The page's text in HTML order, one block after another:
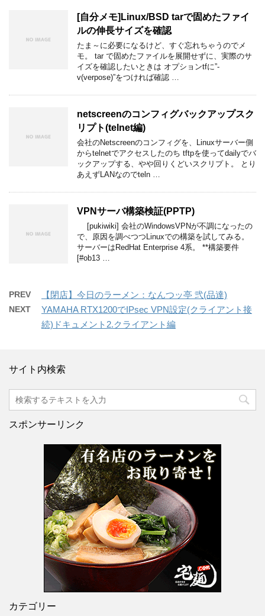
[自分メモ]Linux/BSD tarで固めたファイ
ルの伸長サイズを確認
たま～に必要になるけど、すぐ忘れちゃうのでメ
モ。 tar で固めたファイルを展開せずに、実際のサ
イズを確認したいときは オプションtfに”-
v(verpose)”をつければ確認 …
netscreenのコンフィグバックアップスク
リプト(telnet編)
会社のNetscreenのコンフィグを、Linuxサーバー側
からtelnetでアクセスしたのち tftpを使ってdailyでバ
ックアップする、やや回りくどいスクリプト。 とり
あえずLANなのでteln …
VPNサーバ構築検証(PPTP)
[pukiwiki] 会社のWindowsVPNが不調になったの
で、原因を調べつつLinuxでの構築を試してみる。
サーバーはRedHat Enterprise 4系。 **構築要件
[#ob13 …
PREV 【閉店】今日のラーメン：なんつッ亭 弐(品達)
NEXT
YAMAHA RTX1200でIPsec VPN設定(クライアント接
続)ドキュメント2.クライアント編
サイト内検索
スポンサーリンク
カテゴリー